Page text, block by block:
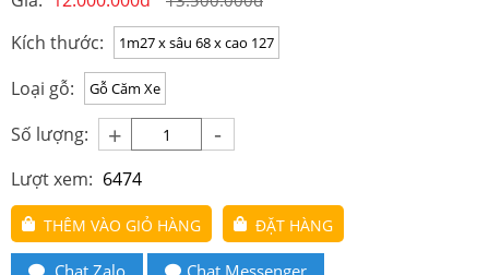
Kích thước: 1m27 x sâu 68 x cao 127
Loại gỗ: Gỗ Căm Xe
Số lượng: + -
Lượt xem: 6474
THÊM VÀO GIỎ HÀNG ĐẶT HÀNG